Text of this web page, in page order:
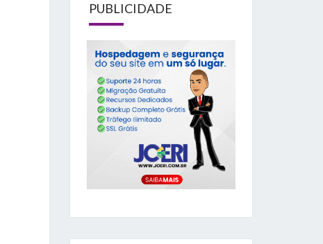
PUBLICIDADE